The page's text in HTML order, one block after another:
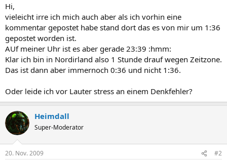
Hi,
vieleicht irre ich mich auch aber als ich vorhin eine
kommentar gepostet habe stand dort das es von mir um 1:36
gepostet worden ist.
AUf meiner Uhr ist es aber gerade 23:39 :hmm:
Klar ich bin in Nordirland also 1 Stunde drauf wegen Zeitzone.
Das ist dann aber immernoch 0:36 und nicht 1:36.
Oder leide ich vor Lauter stress an einem Denkfehler?
Heimdall
Super-Moderator
20. Nov. 2009 #2